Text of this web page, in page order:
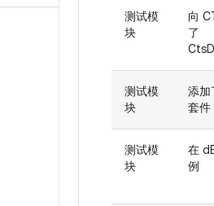
测试模
块
向
了
测试模
块
添加
套件
测试模
块
在
例